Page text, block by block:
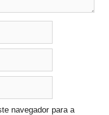
navegador para a